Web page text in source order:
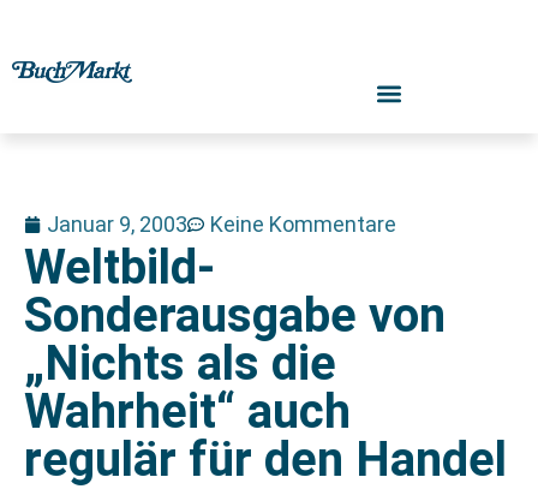
Januar 9, 2003 Keine Kommentare
Weltbild-
Sonderausgabe von
„Nichts als die
Wahrheit“ auch
regulär für den Handel